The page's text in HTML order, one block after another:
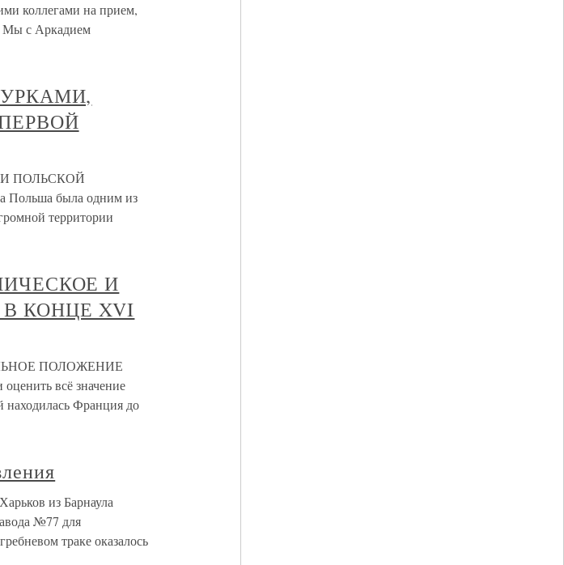
коллегами на прием,
Мы с Аркадием
ПОЛЬСКОЙ
была одним из
территории
И
КОНЦЕ XVI
ПОЛОЖЕНИЕ
всё значение
находилась Франция до
из Барнаула
№77 для
траке оказалось